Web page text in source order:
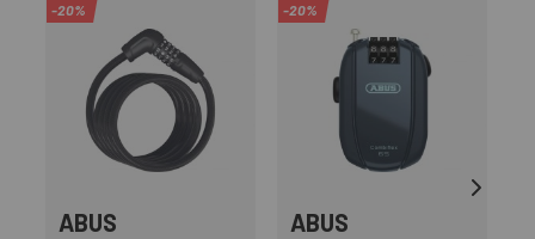
-20%
ABUS
-20%
ABUS